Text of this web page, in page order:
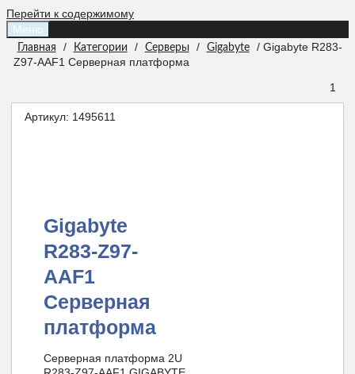
Перейти к содержимому
Меню
Главная / Категории / Серверы / Gigabyte
/ Gigabyte R283-
Z97-AAF1 Серверная платформа
1
Артикул: 1495611
Gigabyte
R283-Z97-
AAF1
Серверная
платформа
Серверная платформа 2U